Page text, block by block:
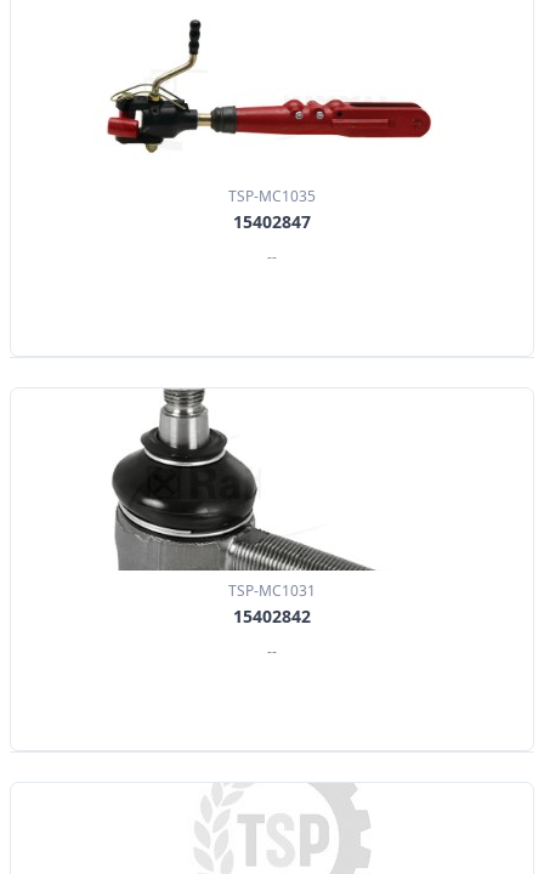
TSP-MC1035
15402847
--
TSP-MC1031
15402842
--